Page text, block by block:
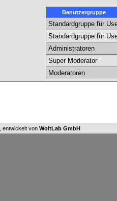
Benutzergruppe
Standardgruppe für
Standardgruppe für
Administratoren
Super Moderator
Moderatoren
, entwickelt von WoltLab GmbH